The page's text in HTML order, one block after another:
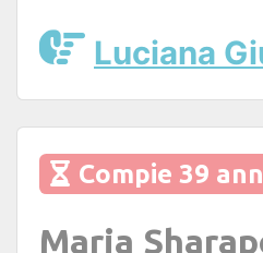
Luciana
Compie 39
Maria